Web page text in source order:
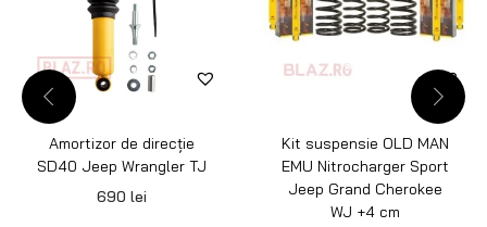
Amortizor de direcție
SD40 Jeep Wrangler TJ
690 lei
Kit suspensie OLD MAN
EMU Nitrocharger Sport
Jeep Grand Cherokee
WJ +4 cm